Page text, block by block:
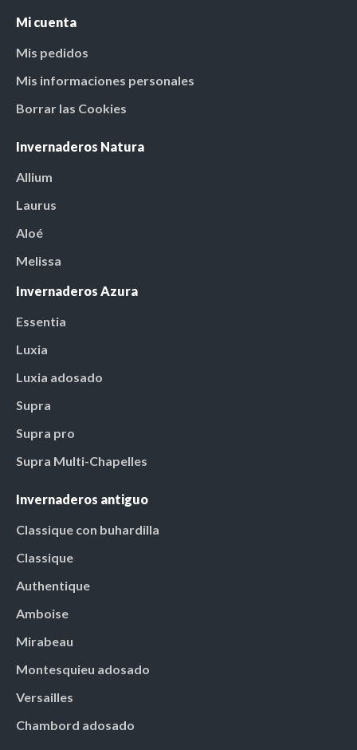
Mi cuenta
Mis pedidos
Mis informaciones personales
Borrar las Cookies
Invernaderos Natura
Allium
Laurus
Aloé
Melissa
Invernaderos Azura
Essentia
Luxia
Luxia adosado
Supra
Supra pro
Supra Multi-Chapelles
Invernaderos antiguo
Classique con buhardilla
Classique
Authentique
Amboise
Mirabeau
Montesquieu adosado
Versailles
Chambord adosado